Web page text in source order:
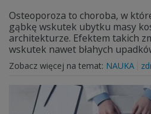
Osteoporoza to choroba, w
gąbkę wskutek ubytku masy
architekturze. Efektem takich
wskutek nawet błahych
Zobacz więcej na temat: NAUKA